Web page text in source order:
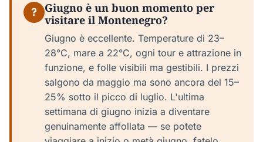
?
Giugno è un buon momento per
visitare il Montenegro?
Giugno è eccellente. Temperature di 23–
28°C, mare a 22°C, ogni tour e attrazione in
funzione, e folle visibili ma gestibili. I prezzi
salgono da maggio ma sono ancora del 15–
25% sotto il picco di luglio. L'ultima
settimana di giugno inizia a diventare
genuinamente affollata — se potete